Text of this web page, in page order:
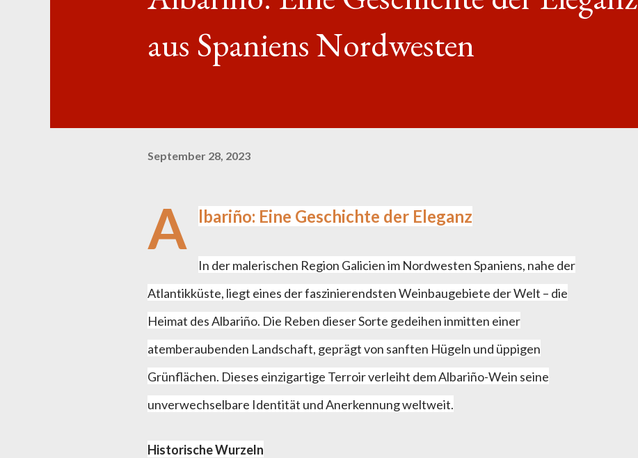
aus Spaniens Nordwesten
September 28, 2023
A lbariño: Eine Geschichte der Eleganz
In der malerischen Region Galicien im Nordwesten Spaniens, nahe der
Atlantikküste, liegt eines der faszinierendsten Weinbaugebiete der Welt – die
Heimat des Albariño. Die Reben dieser Sorte gedeihen inmitten einer
atemberaubenden Landschaft, geprägt von sanften Hügeln und üppigen
Grünflächen. Dieses einzigartige Terroir verleiht dem Albariño-Wein seine
unverwechselbare Identität und Anerkennung weltweit.
Historische Wurzeln